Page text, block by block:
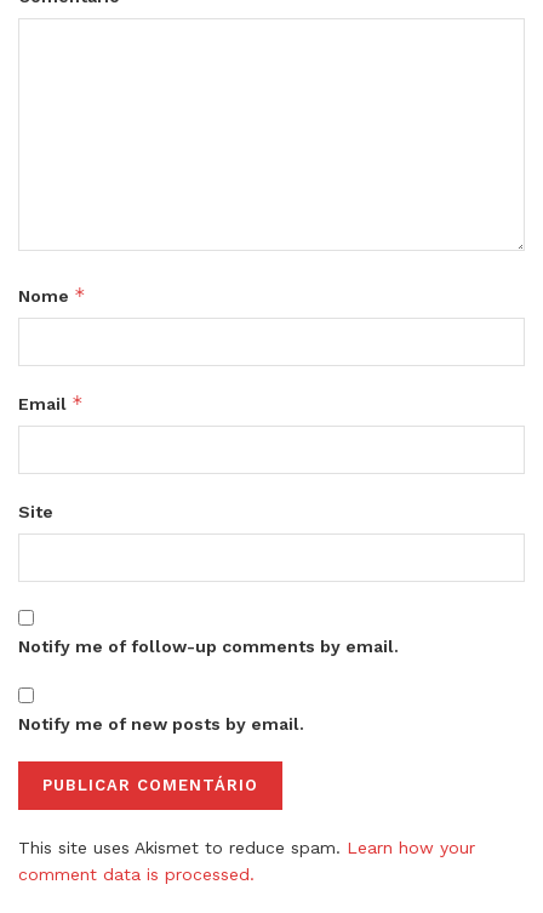
Nome *
Email *
Site
Notify me of follow-up comments by email.
Notify me of new posts by email.
This site uses Akismet to reduce spam. Learn how your
comment data is processed.